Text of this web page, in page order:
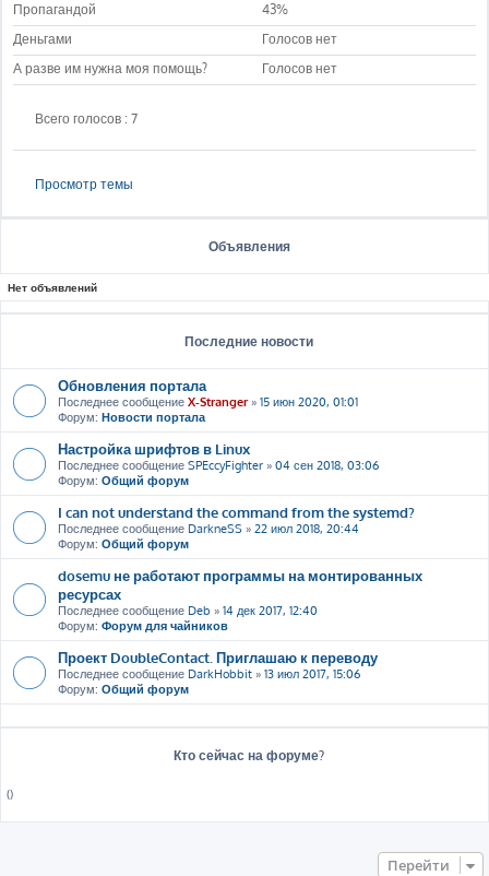
Пропагандой
43%
Деньгами
Голосов нет
А разве им нужна моя помощь?
Голосов нет
Всего голосов : 7
Просмотр темы
Объявления
Нет объявлений
Последние новости
Обновления портала
Последнее сообщение X-Stranger» 15 июн 2020, 01:01
Форум: Новости портала
Настройка шрифтов в Linux
Последнее сообщение SPEccyFighter » 04 сен 2018, 03:06
Форум: Общий форум
I can not understand the command from the systemd?
Последнее сообщение DarkneSS » 22 июл 2018, 20:44
Форум: Общий форум
dosemu не работают программы на монтированных
ресурсах
Последнее сообщение Deb » 14 дек 2017, 12:40
Форум: Форум для чайников
Проект DoubleContact. Приглашаю к переводу
Последнее сообщение DarkHobbit » 13 июл 2017, 15:06
Форум: Общий форум
Кто сейчас на форуме?
()
Перейти